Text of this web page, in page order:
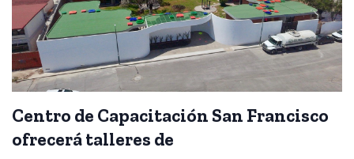
Centro de Capacitación San Francisco
ofrecerá talleres de